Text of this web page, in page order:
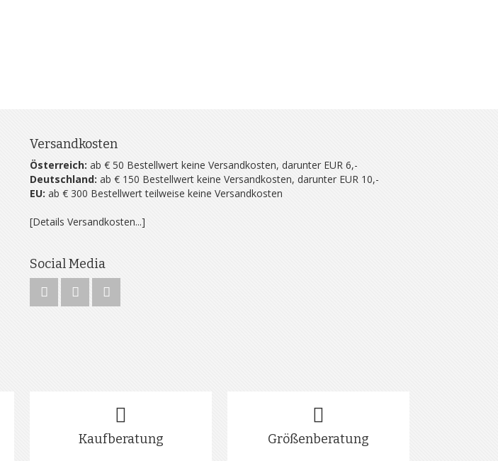
Versandkosten
Österreich: ab € 50 Bestellwert keine Versandkosten, darunter EUR 6,-
Deutschland: ab € 150 Bestellwert keine Versandkosten, darunter EUR 10,-
EU: ab € 300 Bestellwert teilweise keine Versandkosten
[Details Versandkosten...]
Social Media
Kaufberatung Größenberatung